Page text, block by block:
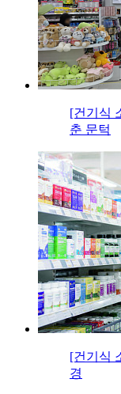
[건기식
춘 문턱
[건기식
경